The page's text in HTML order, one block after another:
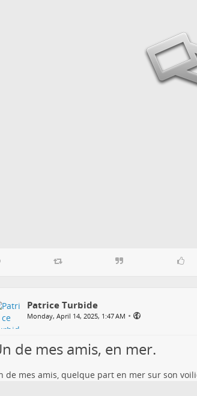
Patrice Turbide
Monday, April 14, 2025, 1:47 AM •
de mes amis, en mer.
de mes amis, quelque part en mer sur son